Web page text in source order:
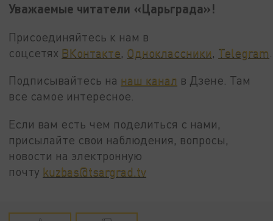
Уважаемые читатели «Царьграда»!
Присоединяйтесь к нам в
соцсетях ВКонтакте Одноклассники Telegram
Подписывайтесь на наш канал в Дзене. Там
все самое интересное.
Если вам есть чем поделиться с нами,
присылайте свои наблюдения, вопросы,
новости на электронную
почту kuzbas@tsargrad.tv